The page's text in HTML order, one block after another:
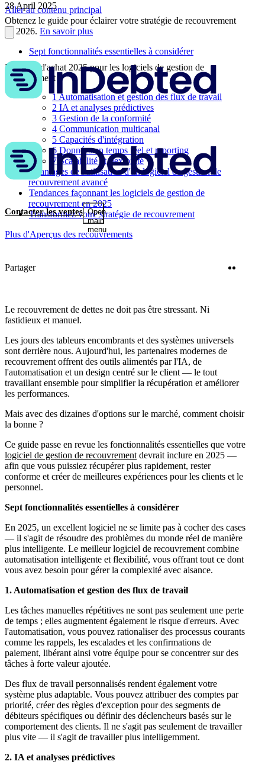
Aller au contenu principal
Obtenez le guide pour éclairer votre stratégie de recouvrement
en 2026. En savoir plus
Contacter les ventes Open
main
menu
Le guide d'achat 2025 pour les logiciels de gestion de
recouvrement
Le recouvrement de dettes ne doit pas être stressant. Ni
fastidieux et manuel.
Les jours des tableurs encombrants et des systèmes universels
sont derrière nous. Aujourd'hui, les partenaires modernes de
recouvrement offrent des outils alimentés par l'IA, de
l'automatisation et un design centré sur le client — le tout
travaillant ensemble pour simplifier la récupération et améliorer
les performances.
Mais avec des dizaines d'options sur le marché, comment choisir
la bonne ?
Ce guide passe en revue les fonctionnalités essentielles que votre
logiciel de gestion de recouvrement devrait inclure en 2025 —
afin que vous puissiez récupérer plus rapidement, rester
conforme et créer de meilleures expériences pour les clients et le
personnel.
Sept fonctionnalités essentielles à considérer
En 2025, un excellent logiciel ne se limite pas à cocher des cases
— il s'agit de résoudre des problèmes du monde réel de manière
plus intelligente. Le meilleur logiciel de recouvrement combine
automatisation intelligente et flexibilité, vous offrant tout ce dont
vous avez besoin pour gérer la complexité avec aisance.
1. Automatisation et gestion des flux de travail
Les tâches manuelles répétitives ne sont pas seulement une perte
de temps ; elles augmentent également le risque d'erreurs. Avec
l'automatisation, vous pouvez rationaliser des processus courants
comme les rappels, les escalades et les confirmations de
paiement, libérant ainsi votre équipe pour se concentrer sur des
tâches à forte valeur ajoutée.
Des flux de travail personnalisés rendent également votre
système plus adaptable. Vous pouvez attribuer des comptes par
priorité, créer des règles d'exception pour des segments de
débiteurs spécifiques ou définir des déclencheurs basés sur le
comportement des clients. Il ne s'agit pas seulement de travailler
plus vite — il s'agit de travailler plus intelligemment.
2. IA et analyses prédictives
28 April 2025
Sept fonctionnalités essentielles à considérer
1Automatisation et gestion des flux de travail
2 IA et analyses prédictives
3 Gestion de la conformité
4 Communication multicanal
5 Capacités d'intégration
6 Données en temps réel et reporting
7 Scalabilité et flexibilité
Avantages de l'utilisation d'un logiciel de gestion de
recouvrement avancé
Tendances façonnant les logiciels de gestion de
recouvrement en 2025
Transformez votre stratégie de recouvrement
Plus d'Aperçus des recouvrements
Partager